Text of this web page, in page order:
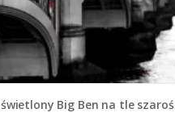
Oświetlony Big Ben na tle szarości - AM431